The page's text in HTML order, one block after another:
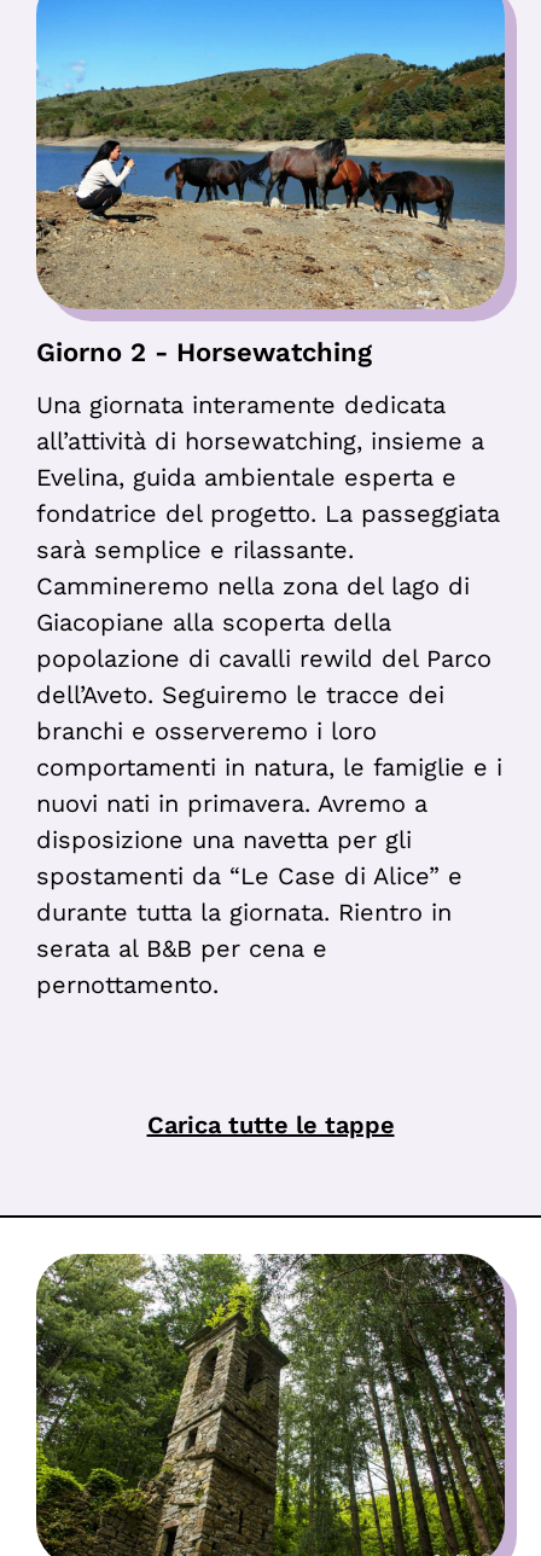
Giorno 2 - Horsewatching
Una giornata interamente dedicata
all’attività di horsewatching, insieme a
Evelina, guida ambientale esperta e
fondatrice del progetto. La passeggiata
sarà semplice e rilassante.
Cammineremo nella zona del lago di
Giacopiane alla scoperta della
popolazione di cavalli rewild del Parco
dell’Aveto. Seguiremo le tracce dei
branchi e osserveremo i loro
comportamenti in natura, le famiglie e i
nuovi nati in primavera. Avremo a
disposizione una navetta per gli
spostamenti da “Le Case di Alice” e
durante tutta la giornata. Rientro in
serata al B&B per cena e
pernottamento.
Carica tutte le tappe